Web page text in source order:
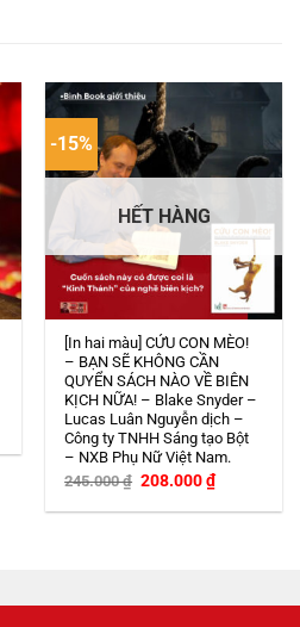
-15%
HẾT HÀNG
[In hai màu] CỨU CON MÈO!
– BẠN SẼ KHÔNG CẦN
QUYỂN SÁCH NÀO VỀ BIÊN
KỊCH NỮA! – Blake Snyder –
Lucas Luân Nguyễn dịch –
Công ty TNHH Sáng tạo Bột
– NXB Phụ Nữ Việt Nam.
245.000₫ Giá
là:
208.000₫Giá
hiện
tại